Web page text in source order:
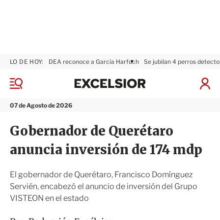
M
n
07 de Agosto de 2026
LO DE HOY: DEA reconoce a García Harfuch Se jubilan 4 perros
I
x
s
i
r
Gobernador de Querétaro
anuncia inversión de 174 mdp
El gobernador de Querétaro, Francisco Domínguez
Servién, encabezó el anuncio de inversión del Grupo
VISTEON en el estado